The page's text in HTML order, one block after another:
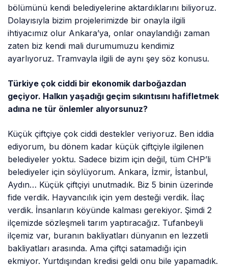
bölümünü kendi belediyelerine aktardıklarını biliyoruz.
Dolayısıyla bizim projelerimizde bir onayla ilgili
ihtiyacımız olur Ankara’ya, onlar onaylandığı zaman
zaten biz kendi mali durumumuzu kendimiz
ayarlıyoruz. Tramvayla ilgili de aynı şey söz konusu.
Türkiye çok ciddi bir ekonomik darboğazdan
geçiyor. Halkın yaşadığı geçim sıkıntısını hafifletmek
adına ne tür önlemler alıyorsunuz?
Küçük çiftçiye çok ciddi destekler veriyoruz. Ben iddia
ediyorum, bu dönem kadar küçük çiftçiyle ilgilenen
belediyeler yoktu. Sadece bizim için değil, tüm CHP’li
belediyeler için söylüyorum. Ankara, İzmir, İstanbul,
Aydın… Küçük çiftçiyi unutmadık. Biz 5 binin üzerinde
fide verdik. Hayvancılık için yem desteği verdik. İlaç
verdik. İnsanların köyünde kalması gerekiyor. Şimdi 2
ilçemizde sözleşmeli tarım yaptıracağız. Tufanbeyli
ilçemiz var, buranın bakliyatları dünyanın en lezzetli
bakliyatları arasında. Ama çiftçi satamadığı için
ekmiyor. Yurtdışından kredisi geldi onu bile yapamadık.